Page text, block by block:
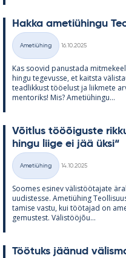
Hakka ame­tiü­hingu
Kategooriad
Ametiühing
16.10.2025
Kas soo­vid pa­nus­tada
hingu te­ge­vusse, et kaitsta
tead­lik­kust töö­elust ja liik­mete
men­to­riks! Mis? Ame­tiü­hingu...
Võit­lus tööõi­guste
hingu liige ei jää üksi“
Kategooriad
Ametiühing
14.10.2025
Soo­mes esi­nev vä­lis­töö­ta­jate
uu­dis­tesse. Ame­tiü­hing
ta­mise vastu, kui töö­ta­jad on
ge­mus­test. Vä­lis­tööjõu...
Töö­tuks jää­nud